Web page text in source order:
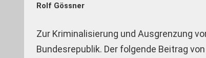
Rolf Gössner
Zur Kriminalisierung und Ausgrenzung
Bundesrepublik. Der folgende Beitrag